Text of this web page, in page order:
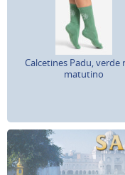
Calcetines Padu, verde
matutino